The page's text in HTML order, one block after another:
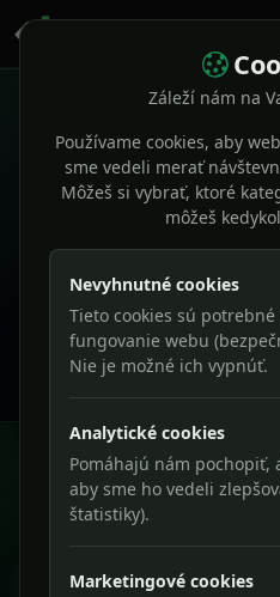
European
Pravidlá prístupnosti sa
Prvé povinnosti začali platiť
obdobia sa môžu uplatňovať
čo to znamená
Zistiť
Integrujeme OpenAI, hlas,
Záleží nám na
Používame cookies, aby
sme vedeli merať
Môžeš si vybrať, ktoré
môžeš
Nevyhnutné cookies
Tieto cookies sú
fungovanie webu
Nie je možné ich vypnúť.
Analytické cookies
Pomáhajú nám pochopiť,
aby sme ho vedeli
štatistiky).
Marketingové cookies